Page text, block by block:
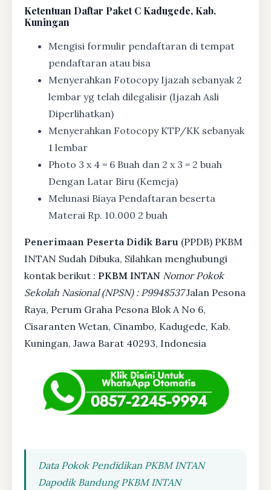
Ketentuan Daftar Paket C Kadugede, Kab.
Kuningan
Mengisi formulir pendaftaran di tempat
pendaftaran atau bisa
Menyerahkan Fotocopy Ijazah sebanyak 2
lembar yg telah dilegalisir (Ijazah Asli
Diperlihatkan)
Menyerahkan Fotocopy KTP/KK sebanyak
1 lembar
Photo 3 x 4 = 6 Buah dan 2 x 3 = 2 buah
Dengan Latar Biru (Kemeja)
Melunasi Biaya Pendaftaran beserta
Materai Rp. 10.000 2 buah
Penerimaan Peserta Didik Baru (PPDB) PKBM
INTAN Sudah Dibuka, Silahkan menghubungi
kontak berikut : PKBM INTAN Nomor Pokok
Sekolah Nasional (NPSN) : P9948537Jalan Pesona
Raya, Perum Graha Pesona Blok A No 6,
Cisaranten Wetan, Cinambo, Kadugede, Kab.
Kuningan, Jawa Barat 40293, Indonesia
Data Pokok Pendidikan PKBM INTAN
Dapodik Bandung PKBM INTAN